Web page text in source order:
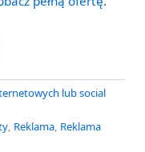
lub social
, Reklama, Reklama